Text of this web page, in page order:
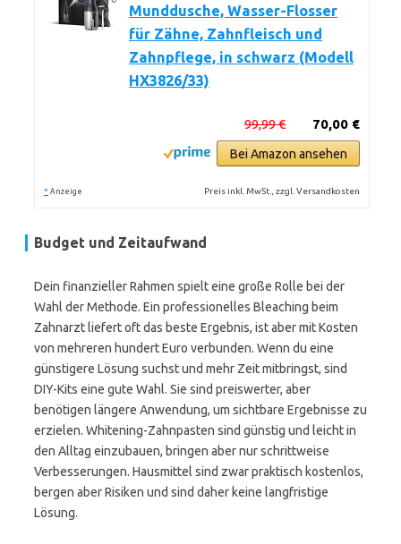
Munddusche, Wasser-Flosser
für Zähne, Zahnfleisch und
Zahnpflege, in schwarz (Modell
HX3826/33)
70,00 €
99,99 €
Bei Amazon ansehen
* Anzeige Preis inkl. MwSt., zzgl. Versandkosten
Budget und Zeitaufwand
Dein finanzieller Rahmen spielt eine große Rolle bei der
Wahl der Methode. Ein professionelles Bleaching beim
Zahnarzt liefert oft das beste Ergebnis, ist aber mit Kosten
von mehreren hundert Euro verbunden. Wenn du eine
günstigere Lösung suchst und mehr Zeit mitbringst, sind
DIY-Kits eine gute Wahl. Sie sind preiswerter, aber
benötigen längere Anwendung, um sichtbare Ergebnisse zu
erzielen. Whitening-Zahnpasten sind günstig und leicht in
den Alltag einzubauen, bringen aber nur schrittweise
Verbesserungen. Hausmittel sind zwar praktisch kostenlos,
bergen aber Risiken und sind daher keine langfristige
Lösung.